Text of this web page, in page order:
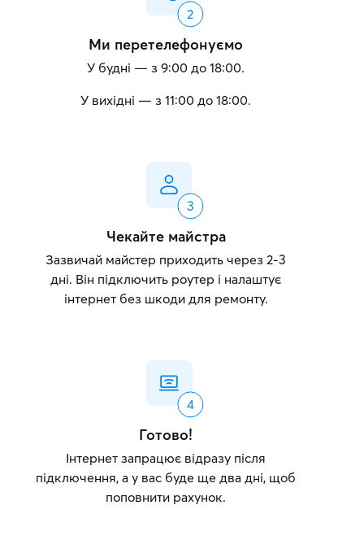
Ми перетелефонуємо
У будні — з 9:00 до 18:00.
У вихідні — з 11:00 до 18:00.
Чекайте майстра
Зазвичай майстер приходить через 2-3
дні. Він підключить роутер і налаштує
інтернет без шкоди для ремонту.
Готово!
Інтернет запрацює відразу після
підключення, а у вас буде ще два дні, щоб
поповнити рахунок.